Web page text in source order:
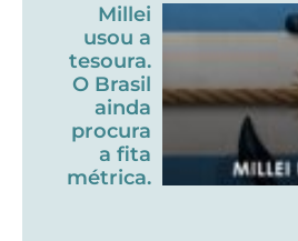
Millei
usou a
tesoura.
O Brasil
ainda
procura
a fita
métrica.